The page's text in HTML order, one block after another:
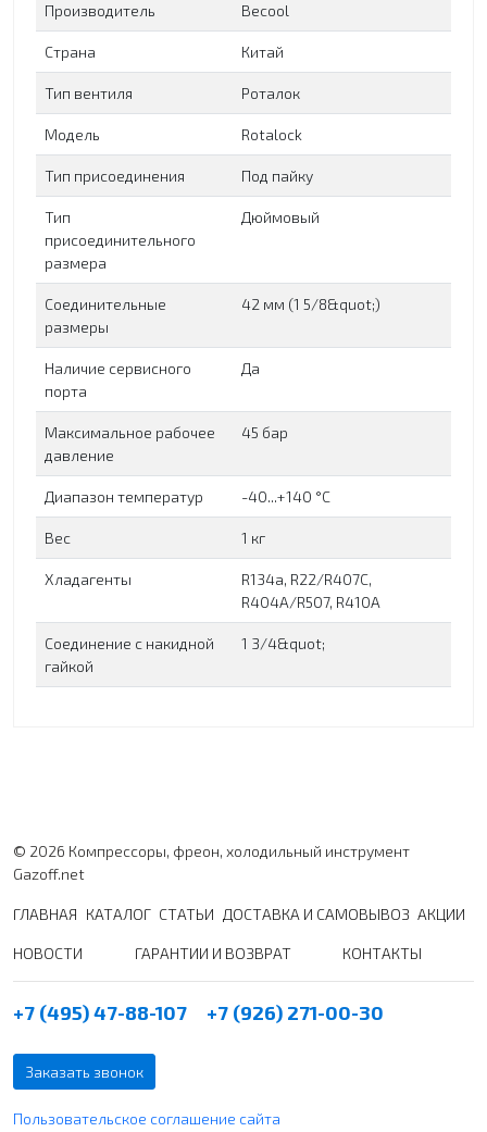
Производитель Becool
Страна Китай
Тип вентиля Роталок
Модель Rotalock
Тип присоединения Под пайку
Тип
присоединительного
размера
Дюймовый
Соединительные
размеры
42 мм (1 5/8&quot;)
Наличие сервисного
порта
Да
Максимальное рабочее
давление
45 бар
Диапазон температур -40...+140 °C
Вес 1 кг
Хладагенты
R134a, R22/R407C,
R404A/R507, R410A
Соединение с накидной
гайкой
1 3/4&quot;
© 2026 Компрессоры, фреон, холодильный инструмент
Gazoff.net
ГЛАВНАЯ КАТАЛОГ СТАТЬИ ДОСТАВКА И САМОВЫВОЗ АКЦИИ
НОВОСТИ ГАРАНТИИ И ВОЗВРАТ КОНТАКТЫ
+7 (495) 47-88-107 +7 (926) 271-00-30
Заказать звонок
Пользовательское соглашение сайта